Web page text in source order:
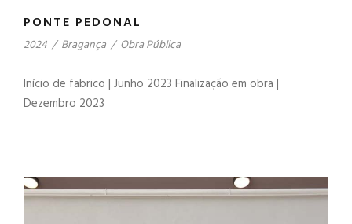
PONTE PEDONAL
2024 / Bragança / Obra Pública
Início de fabrico | Junho 2023 Finalização em obra |
Dezembro 2023